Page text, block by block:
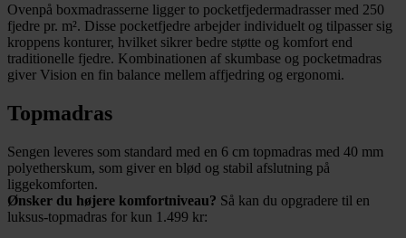
Ovenpå boxmadrasserne ligger to pocketfjedermadrasser med 250
fjedre pr. m². Disse pocketfjedre arbejder individuelt og tilpasser sig
kroppens konturer, hvilket sikrer bedre støtte og komfort end
traditionelle fjedre. Kombinationen af skumbase og pocketmadras
giver Vision en fin balance mellem affjedring og ergonomi.
Topmadras
Sengen leveres som standard med en 6 cm topmadras med 40 mm
polyetherskum, som giver en blød og stabil afslutning på
liggekomforten.
Ønsker du højere komfortniveau? Så kan du opgradere til en
luksus-topmadras for kun 1.499 kr: